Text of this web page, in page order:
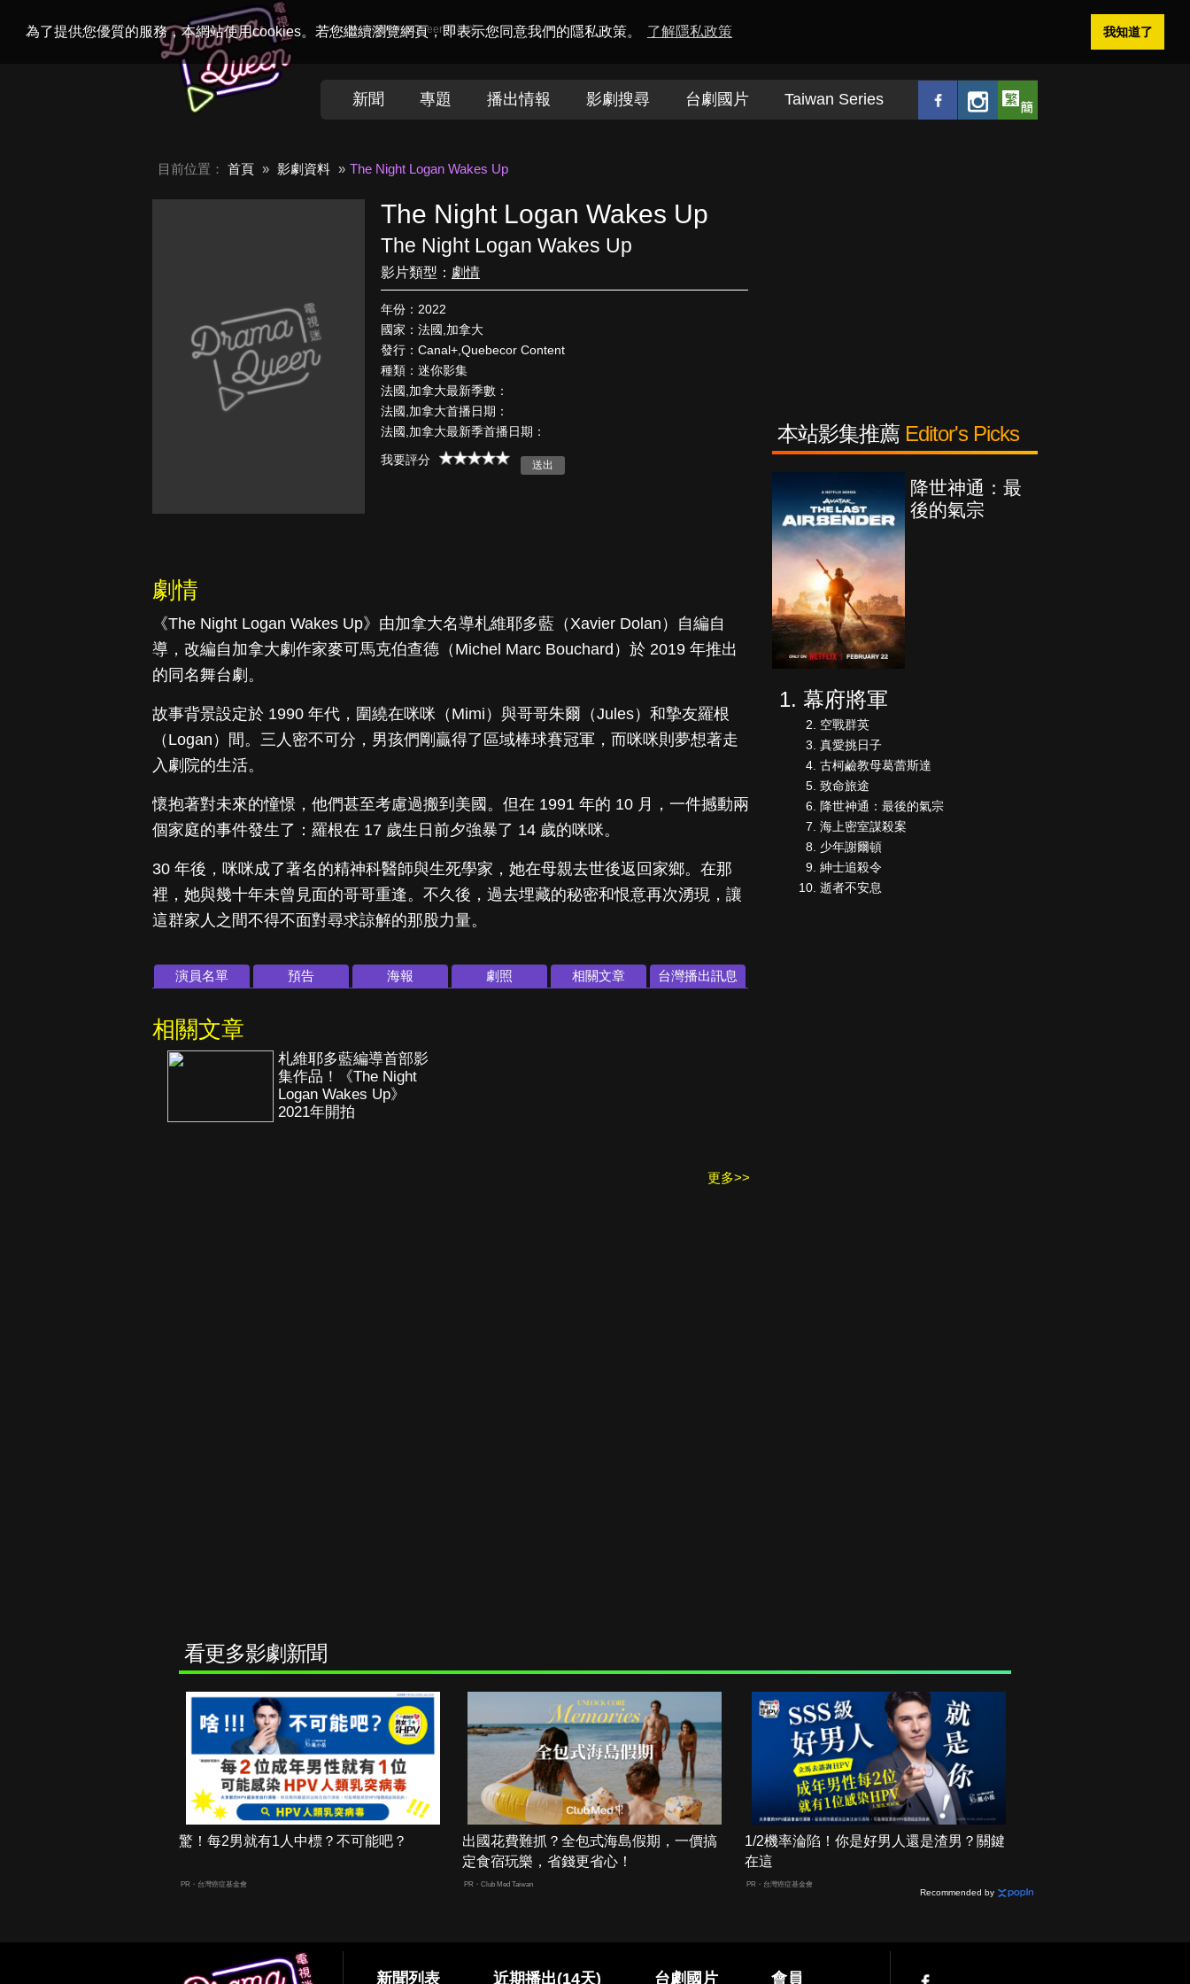
為了提供您優質的服務，本網站使用cookies。若您繼續瀏覽網頁，即表示您同意我們的隱私政策。 了解隱私政策 我知道了
Welcome toDramaQueen電視迷
新聞 專題 播出情報 影劇搜尋 台劇國片 Taiwan Series
目前位置： 首頁 影劇資料 The Night Logan Wakes Up
The Night Logan Wakes Up
The Night Logan Wakes Up
影片類型： 劇情
年份：2022
國家：法國,加拿大
發行：Canal+,Quebecor Content
種類：迷你影集
法國,加拿大最新季數：
法國,加拿大首播日期：
法國,加拿大最新季首播日期：
我要評分
劇情
《The Night Logan Wakes Up》由加拿大名導札維耶多藍（Xavier Dolan）自編自
導，改編自加拿大劇作家麥可馬克伯查德（Michel Marc Bouchard）於 2019 年推出
的同名舞台劇。
故事背景設定於 1990 年代，圍繞在咪咪（Mimi）與哥哥朱爾（Jules）和摯友羅根
（Logan）間。三人密不可分，男孩們剛贏得了區域棒球賽冠軍，而咪咪則夢想著走
入劇院的生活。
懷抱著對未來的憧憬，他們甚至考慮過搬到美國。但在 1991 年的 10 月，一件撼動兩
個家庭的事件發生了：羅根在 17 歲生日前夕強暴了 14 歲的咪咪。
30 年後，咪咪成了著名的精神科醫師與生死學家，她在母親去世後返回家鄉。在那
裡，她與幾十年未曾見面的哥哥重逢。不久後，過去埋藏的秘密和恨意再次湧現，讓
這群家人之間不得不面對尋求諒解的那股力量。
演員名單 預告 海報 劇照 相關文章 台灣播出訊息
相關文章
札維耶多藍編導首部影
集作品！《The Night
Logan Wakes Up》
2021年開拍
更多>>
本站影集推薦 Editor's Picks
降世神通：最
後的氣宗
幕府將軍
空戰群英
真愛挑日子
古柯鹼教母葛蕾斯達
致命旅途
降世神通：最後的氣宗
海上密室謀殺案
少年謝爾頓
紳士追殺令
逝者不安息
看更多影劇新聞
驚！每2男就有1人中標？不可能吧？
PR・台灣癌症基金會
出國花費難抓？全包式海島假期，一價搞
定食宿玩樂，省錢更省心！
PR・Club Med Taiwan
1/2機率淪陷！你是好男人還是渣男？關鍵
在這
PR・台灣癌症基金會
Recommended by
新聞列表 近期播出(14天) 台劇國片 會員